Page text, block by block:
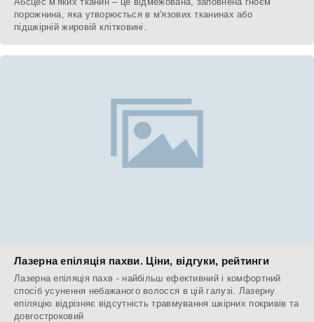
порожнина, яка утворюється в м'язових тканинах або
підшкірній жировій клітковині.
Лазерна епіляція пахви. Ціни, відгуки, рейтинги
Лазерна епіляція пахв - найбільш ефективний і комфортний
спосіб усунення небажаного волосся в цій галузі. Лазерну
епіляцію відрізняє відсутність травмування шкірних покривів та
довгостроковий